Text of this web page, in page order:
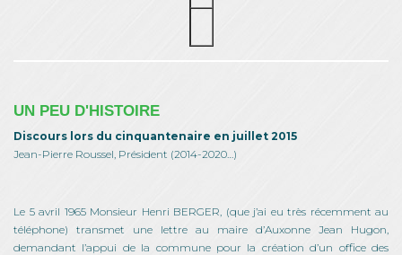
UN PEU D'HISTOIRE
Discours lors du cinquantenaire en juillet 2015
Jean-Pierre Roussel, Président (2014-2020…)
Le 5 avril 1965 Monsieur Henri BERGER, (que j’ai eu très récemment au
téléphone) transmet une lettre au maire d’Auxonne Jean Hugon,
demandant l’appui de la commune pour la création d’un office des